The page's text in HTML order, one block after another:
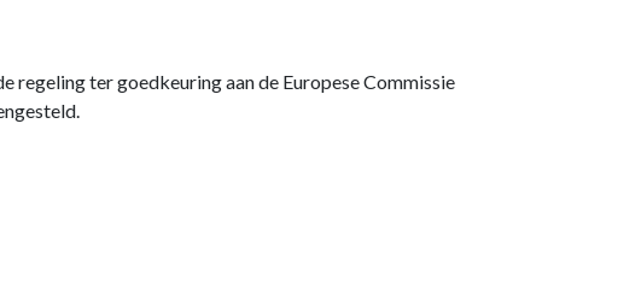
regeling ter goedkeuring aan de Europese Commissie